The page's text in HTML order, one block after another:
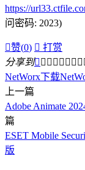
https://
问密码: 2023)
赞(0)  打赏
分享到       
NetWorx下载
上一篇
Adobe Animate
篇
ESET Mobile
版